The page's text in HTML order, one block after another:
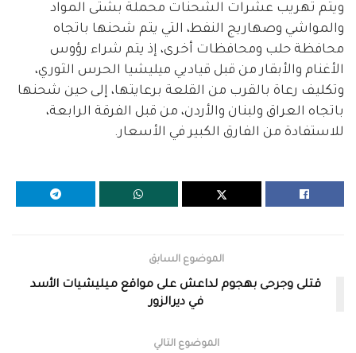
ويتم تهريب عشرات الشحنات محملة بشتى المواد
والمواشي وصهاريج النفط، التي يتم شحنها باتجاه
محافظة حلب ومحافظات أخرى، إذ يتم شراء رؤوس
الأغنام والأبقار من قبل قياديي ميليشيا الحرس الثوري،
وتكليف رعاة بالقرب من القلعة برعايتها، إلى حين شحنها
باتجاه العراق ولبنان والأردن، من قبل الفرقة الرابعة،
للاستفادة من الفارق الكبير في الأسعار.
الموضوع السابق
قتلى وجرحى بهجوم لداعش على مواقع ميليشيات الأسد
في ديرالزور
الموضوع التالي